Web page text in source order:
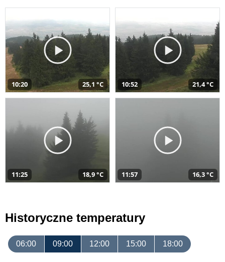
10:20 25,1 °C 10:52 21,4 °C
11:25 18,9 °C 11:57 16,3 °C
Historyczne temperatury
06:00 09:00 12:00 15:00 18:00